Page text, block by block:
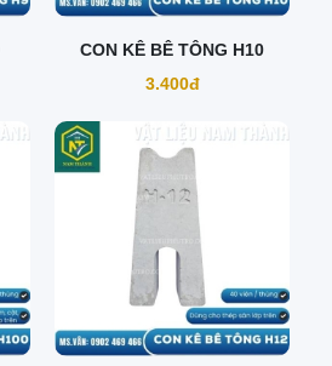
CON KÊ BÊ TÔNG H10
3.400đ